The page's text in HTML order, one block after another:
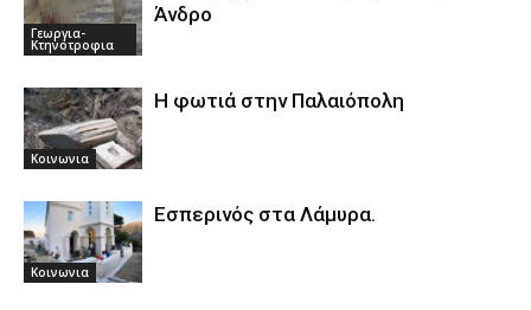
Γεωργια-
Κτηνοτροφια
Άνδρο
Κοινωνια
Η φωτιά στην Παλαιόπολη
Κοινωνια
Εσπερινός στα Λάμυρα.